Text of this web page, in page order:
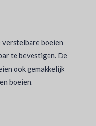
verstelbare boeien
te bevestigen. De
ook gemakkelijk
boeien.